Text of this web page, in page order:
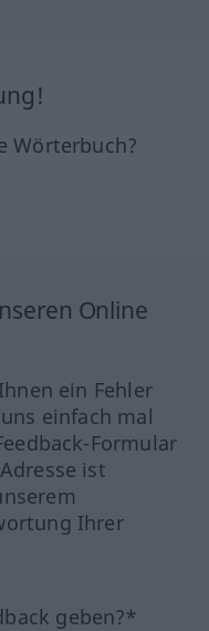
Wörterbuch?
Online
ein Fehler
einfach mal
Formular
ist
Ihrer
geben?*